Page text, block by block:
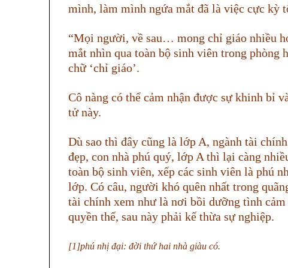
mình, làm mình ngứa mắt đã là việc cực kỳ
“Mọi người, về sau… mong chỉ giáo nhiều
mắt nhìn qua toàn bộ sinh viên trong phòng
chữ ‘chỉ giáo’.
Cô nàng có thể cảm nhận được sự khinh bỉ
tử này.
Dù sao thì đây cũng là lớp A, ngành tài
đẹp, con nhà phú quý, lớp A thì lại càng
toàn bộ sinh viên, xếp các sinh viên là phú
lớp. Có câu, người khó quên nhất trong
tài chính xem như là nơi bồi dưỡng tình cảm
quyền thế, sau này phải kế thừa sự nghiệp.
[1]phú nhị đại: đời thứ hai nhà giàu có.